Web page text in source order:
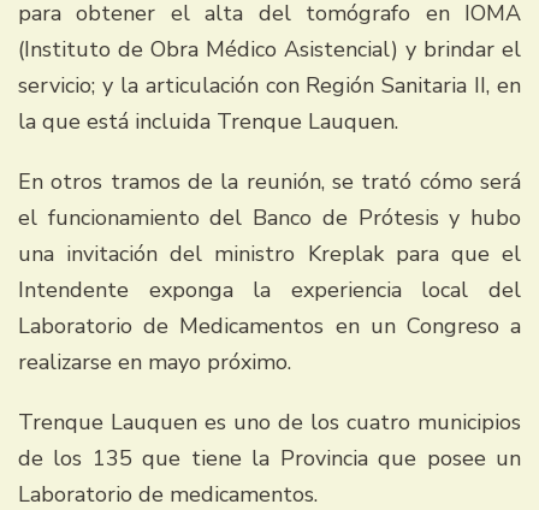
para obtener el alta del tomógrafo en IOMA
(Instituto de Obra Médico Asistencial) y brindar el
servicio; y la articulación con Región Sanitaria II, en
la que está incluida Trenque Lauquen.
En otros tramos de la reunión, se trató cómo será
el funcionamiento del Banco de Prótesis y hubo
una invitación del ministro Kreplak para que el
Intendente exponga la experiencia local del
Laboratorio de Medicamentos en un Congreso a
realizarse en mayo próximo.
Trenque Lauquen es uno de los cuatro municipios
de los 135 que tiene la Provincia que posee un
Laboratorio de medicamentos.